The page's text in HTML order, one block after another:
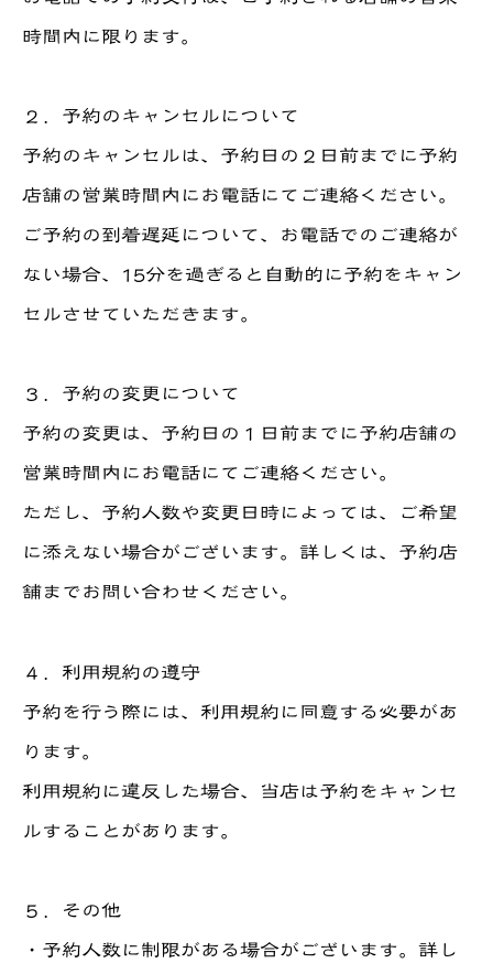
時間内に限ります。
２．予約のキャンセルについて
予約のキャンセルは、予約日の２日前までに予約
店舗の営業時間内にお電話にてご連絡ください。
ご予約の到着遅延について、お電話でのご連絡が
ない場合、15分を過ぎると自動的に予約をキャン
セルさせていただきます。
３．予約の変更について
予約の変更は、予約日の１日前までに予約店舗の
営業時間内にお電話にてご連絡ください。
ただし、予約人数や変更日時によっては、ご希望
に添えない場合がございます。詳しくは、予約店
舗までお問い合わせください。
４．利用規約の遵守
予約を行う際には、利用規約に同意する必要があ
ります。
利用規約に違反した場合、当店は予約をキャンセ
ルすることがあります。
５．その他
・予約人数に制限がある場合がございます。詳し